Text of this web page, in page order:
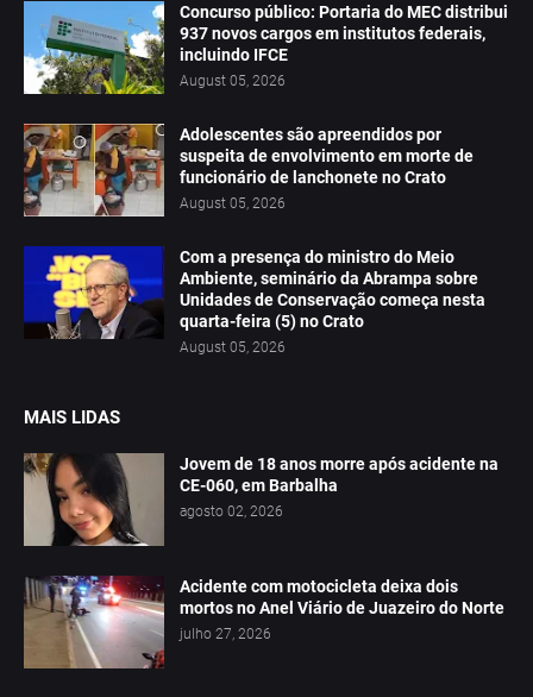
Concurso público: Portaria do MEC distribui
937 novos cargos em institutos federais,
incluindo IFCE
August 05, 2026
Adolescentes são apreendidos por
suspeita de envolvimento em morte de
funcionário de lanchonete no Crato
August 05, 2026
Com a presença do ministro do Meio
Ambiente, seminário da Abrampa sobre
Unidades de Conservação começa nesta
quarta-feira (5) no Crato
August 05, 2026
MAIS LIDAS
Jovem de 18 anos morre após acidente na
CE-060, em Barbalha
agosto 02, 2026
Acidente com motocicleta deixa dois
mortos no Anel Viário de Juazeiro do Norte
julho 27, 2026